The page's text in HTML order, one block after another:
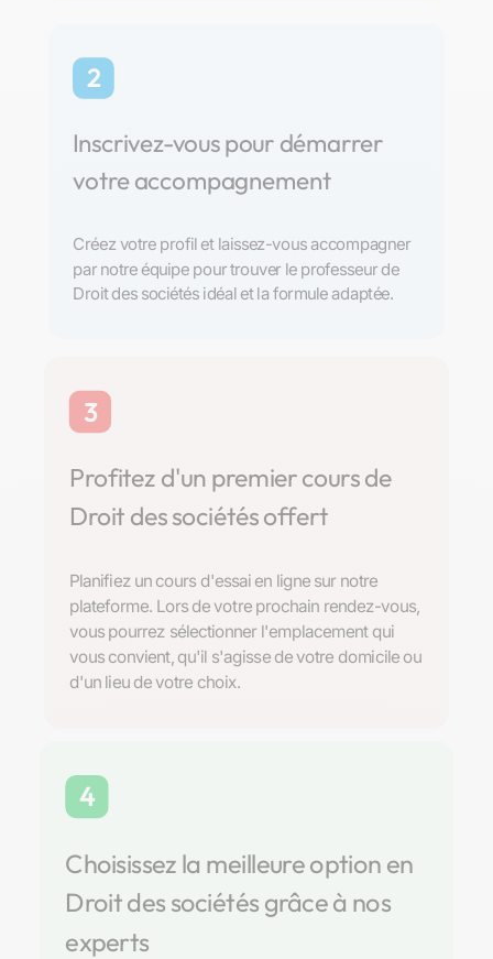
2
Inscrivez-vous pour démarrer
votre accompagnement
Créez votre profil et laissez-vous accompagner
par notre équipe pour trouver le professeur de
Droit des sociétés idéal et la formule adaptée.
3
Profitez d'un premier cours de
Droit des sociétés offert
Planifiez un cours d'essai en ligne sur notre
plateforme. Lors de votre prochain rendez-vous,
vous pourrez sélectionner l'emplacement qui
vous convient, qu'il s'agisse de votre domicile ou
d'un lieu de votre choix.
4
Choisissez la meilleure option en
Droit des sociétés grâce à nos
experts